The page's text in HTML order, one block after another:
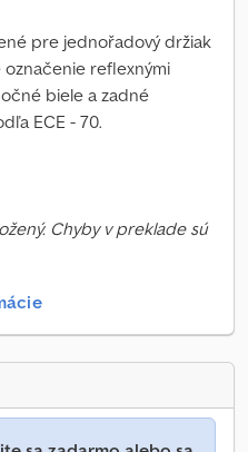
pre jednořadový držiak
reflexnými
biele a zadné
ECE - 70.
Chyby v preklade sú